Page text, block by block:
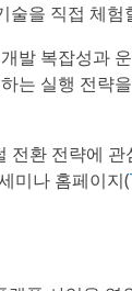
술을 직접 체험
발 복잡성과
는 실행 전략
전환 전략에
미나 홈페이지(